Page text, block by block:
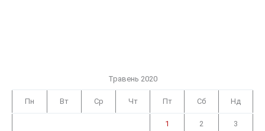
Травень 2020
Пн Вт Ср Чт Пт Сб Нд
1 2 3